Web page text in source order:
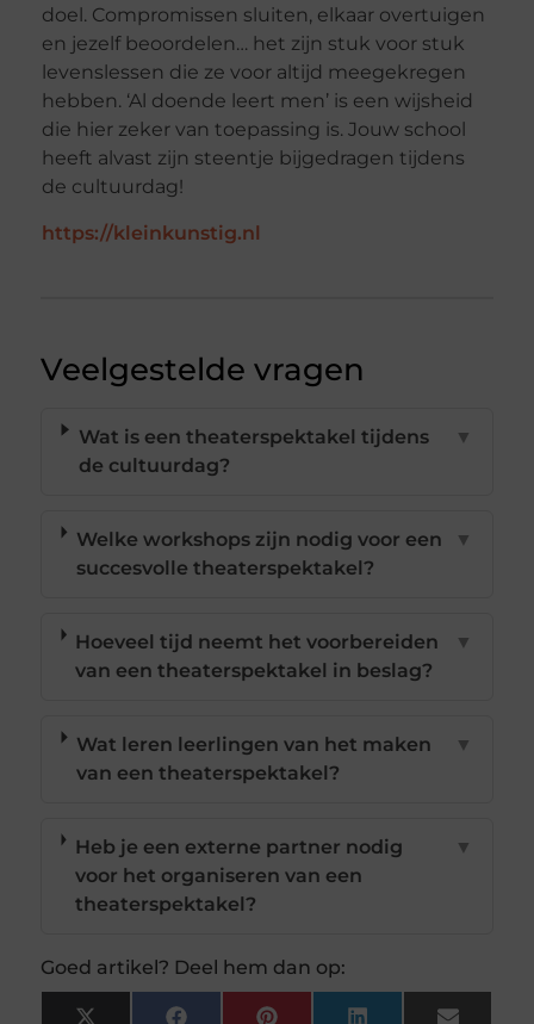
doel. Compromissen sluiten, elkaar overtuigen
en jezelf beoordelen… het zijn stuk voor stuk
levenslessen die ze voor altijd meegekregen
hebben. ‘Al doende leert men’ is een wijsheid
die hier zeker van toepassing is. Jouw school
heeft alvast zijn steentje bijgedragen tijdens
de cultuurdag!
https://kleinkunstig.nl
Veelgestelde vragen
Wat is een theaterspektakel tijdens
de cultuurdag?
▼
Welke workshops zijn nodig voor een
succesvolle theaterspektakel?
▼
Hoeveel tijd neemt het voorbereiden
van een theaterspektakel in beslag?
▼
Wat leren leerlingen van het maken
van een theaterspektakel?
▼
Heb je een externe partner nodig
voor het organiseren van een
theaterspektakel?
▼
Goed artikel? Deel hem dan op: